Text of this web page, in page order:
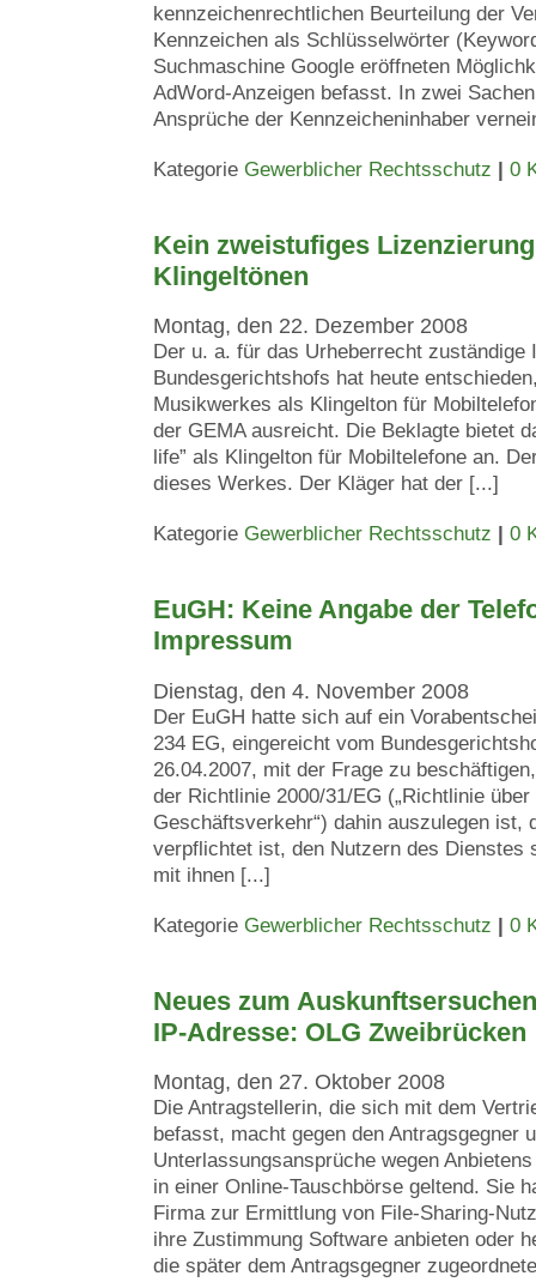
kennzeichenrechtlichen Beurteilung der
Kennzeichen als Schlüsselwörter
Suchmaschine Google eröffneten
AdWord-Anzeigen befasst. In zwei
Ansprüche der Kennzeicheninhaber
Kategorie Gewerblicher Rechtsschutz | 0
Kein zweistufiges
Klingeltönen
Montag, den 22. Dezember 2008
Der u. a. für das Urheberrecht zuständige
Bundesgerichtshofs hat heute
Musikwerkes als Klingelton für
der GEMA ausreicht. Die Beklagte bietet
life” als Klingelton für Mobiltelefone an.
dieses Werkes. Der Kläger hat der [...]
Kategorie Gewerblicher Rechtsschutz 0
EuGH: Keine Angabe der
Impressum
Dienstag, den 4. November 2008
Der EuGH hatte sich auf ein
234 EG, eingereicht vom
26.04.2007, mit der Frage zu
der Richtlinie 2000/31/EG („Richtlinie
Geschäftsverkehr“) dahin auszulegen ist,
verpflichtet ist, den Nutzern des Dienstes
mit ihnen [...]
Kategorie Gewerblicher Rechtsschutz | 0
Neues zum
IP-Adresse: OLG Zweibrücken
Montag, den 27. Oktober 2008
Die Antragstellerin, die sich mit dem
befasst, macht gegen den Antragsgegner
Unterlassungsansprüche wegen
in einer Online-Tauschbörse geltend. Sie
Firma zur Ermittlung von File-Sharing-
ihre Zustimmung Software anbieten oder
die später dem Antragsgegner